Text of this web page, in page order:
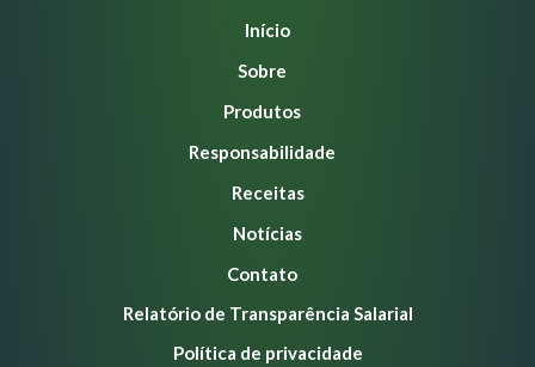
Início
Sobre
Produtos
Responsabilidade
Receitas
Notícias
Contato
Relatório de Transparência Salarial
Política de privacidade